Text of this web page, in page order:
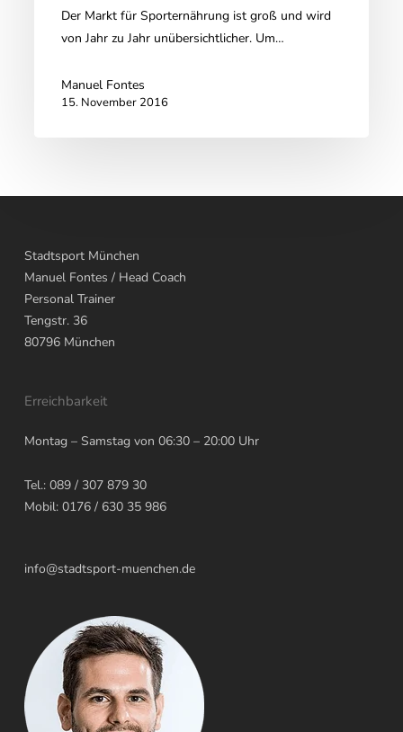
Der Markt für Sporternährung ist groß und wird
von Jahr zu Jahr unübersichtlicher. Um…
Manuel Fontes
15. November 2016
Stadtsport München
Manuel Fontes / Head Coach
Personal Trainer
Tengstr. 36
80796 München
Erreichbarkeit
Montag – Samstag von 06:30 – 20:00 Uhr
Tel.: 089 / 307 879 30
Mobil: 0176 / 630 35 986
info@stadtsport-muenchen.de